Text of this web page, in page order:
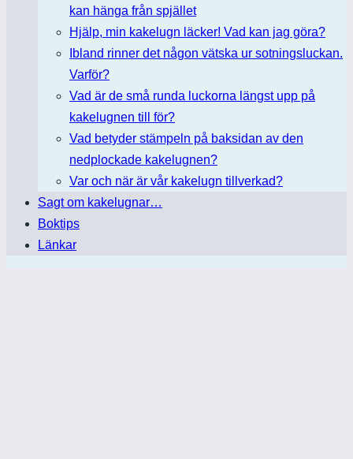
kan hänga från spjället
Hjälp, min kakelugn läcker! Vad kan jag göra?
Ibland rinner det någon vätska ur sotningsluckan.
Varför?
Vad är de små runda luckorna längst upp på
kakelugnen till för?
Vad betyder stämpeln på baksidan av den
nedplockade kakelugnen?
Var och när är vår kakelugn tillverkad?
Sagt om kakelugnar…
Boktips
Länkar